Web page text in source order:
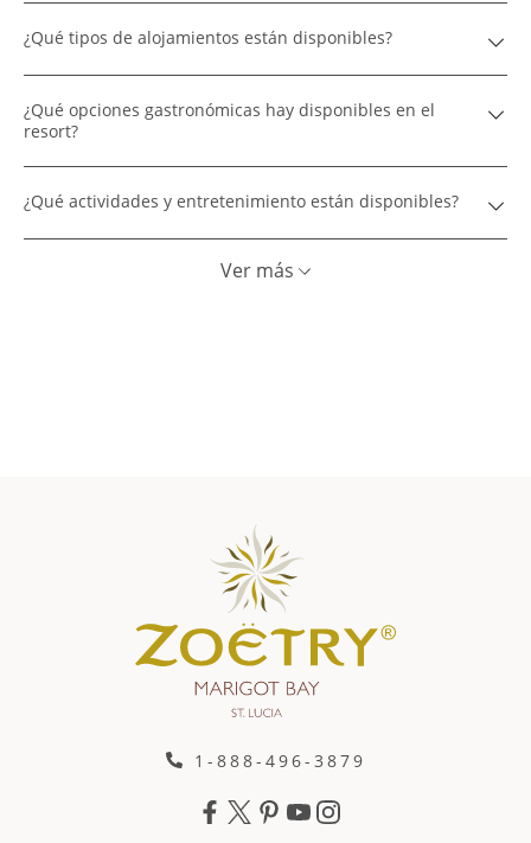
¿Qué tipos de alojamientos están disponibles?
¿Qué opciones gastronómicas hay disponibles en el
resort?
¿Qué actividades y entretenimiento están disponibles?
Ver más
1-888-496-3879